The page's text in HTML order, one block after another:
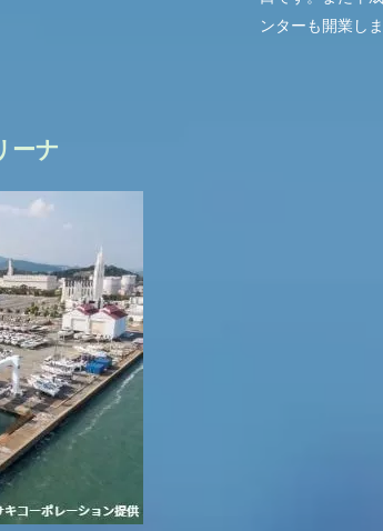
ンターも開業しま
ーナ